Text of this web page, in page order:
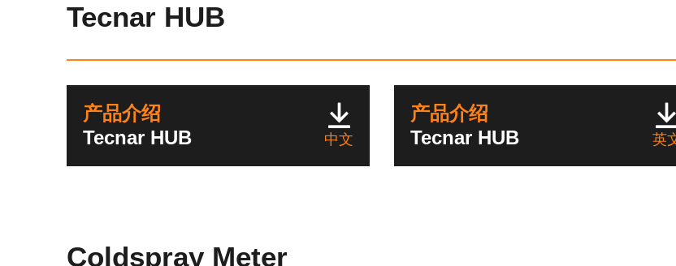
Tecnar HUB
产品介绍
Tecnar HUB
中文
产品介绍
Tecnar HUB
英
Coldspray Meter